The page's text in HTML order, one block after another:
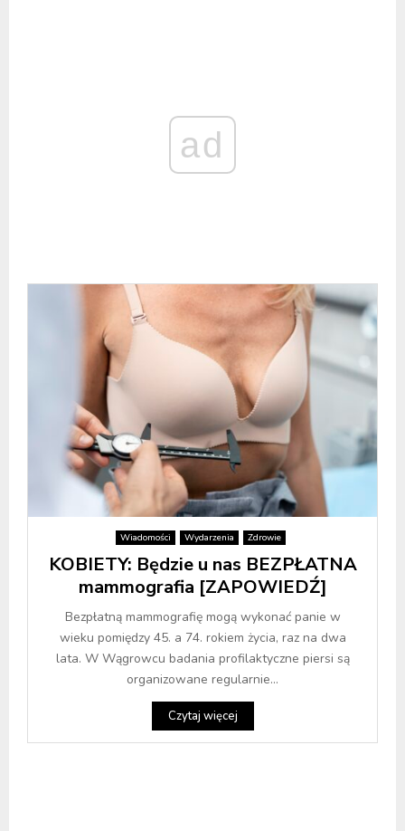
ad
Wiadomości Wydarzenia Zdrowie
KOBIETY: Będzie u nas BEZPŁATNA
mammografia [ZAPOWIEDŹ]
Bezpłatną mammografię mogą wykonać panie w
wieku pomiędzy 45. a 74. rokiem życia, raz na dwa
lata. W Wągrowcu badania profilaktyczne piersi są
organizowane regularnie...
Czytaj więcej